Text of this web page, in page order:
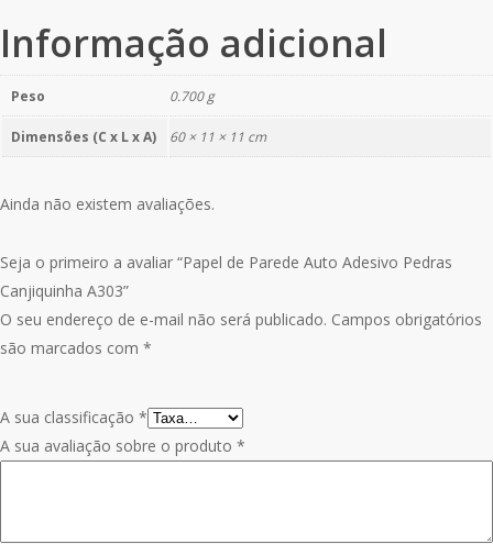
Informação adicional
Peso 0.700 g
Dimensões (C x L x A) 60 × 11 × 11 cm
Ainda não existem avaliações.
Seja o primeiro a avaliar “Papel de Parede Auto Adesivo Pedras
Canjiquinha A303”
O seu endereço de e-mail não será publicado. Campos obrigatórios
são marcados com *
A sua classificação *
A sua avaliação sobre o produto *